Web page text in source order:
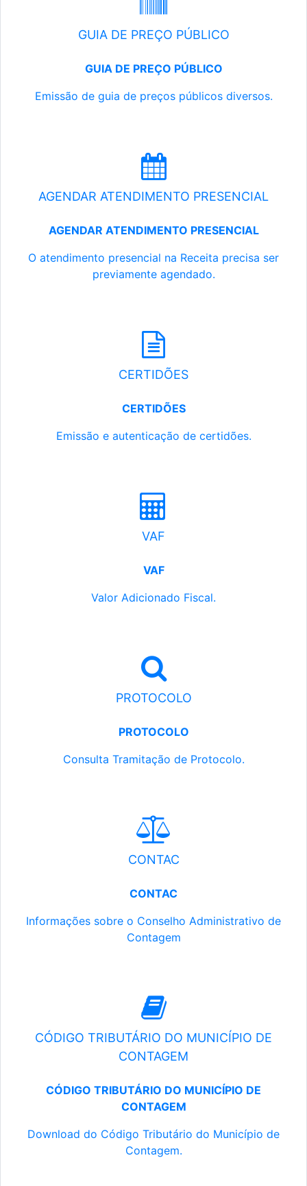
GUIA DE PREÇO PÚBLICO
GUIA DE PREÇO PÚBLICO
Emissão de guia de preços públicos diversos.
AGENDAR ATENDIMENTO PRESENCIAL
AGENDAR ATENDIMENTO PRESENCIAL
O atendimento presencial na Receita precisa ser
previamente agendado.
CERTIDÕES
CERTIDÕES
Emissão e autenticação de certidões.
VAF
VAF
Valor Adicionado Fiscal.
PROTOCOLO
PROTOCOLO
Consulta Tramitação de Protocolo.
CONTAC
CONTAC
Informações sobre o Conselho Administrativo de
Contagem
CÓDIGO TRIBUTÁRIO DO MUNICÍPIO DE
CONTAGEM
CÓDIGO TRIBUTÁRIO DO MUNICÍPIO DE
CONTAGEM
Download do Código Tributário do Município de
Contagem.